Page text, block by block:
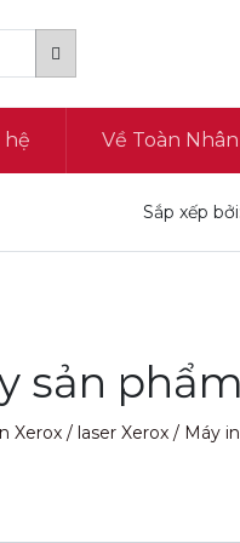
hệ Về Toàn Nhân
Sắp xếp bởi:
sản
Xerox / laser Xerox / Máy